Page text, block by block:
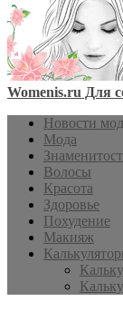
Womenis.ru Для
Новости
Мода
Волосы
Красота
Здоровье
Похудение
Макияж